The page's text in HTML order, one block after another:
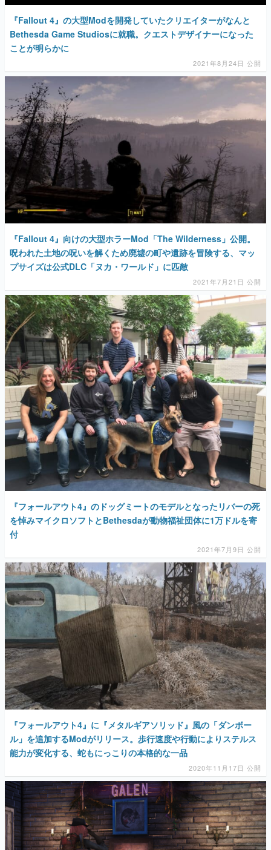
『Fallout 4』の大型Modを開発していたクリエイターがなんと
Bethesda Game Studiosに就職。クエストデザイナーになった
ことが明らかに
2021年8月24日 公開
『Fallout 4』向けの大型ホラーMod「The Wilderness」公開。
呪われた土地の呪いを解くため廃墟の町や遺跡を冒険する、マッ
プサイズは公式DLC「ヌカ・ワールド」に匹敵
2021年7月21日 公開
『フォールアウト4』のドッグミートのモデルとなったリバーの死
を悼みマイクロソフトとBethesdaが動物福祉団体に1万ドルを寄
付
2021年7月9日 公開
『フォールアウト4』に『メタルギアソリッド』風の「ダンボー
ル」を追加するModがリリース。歩行速度や行動によりステルス
能力が変化する、蛇もにっこりの本格的な一品
2020年11月17日 公開